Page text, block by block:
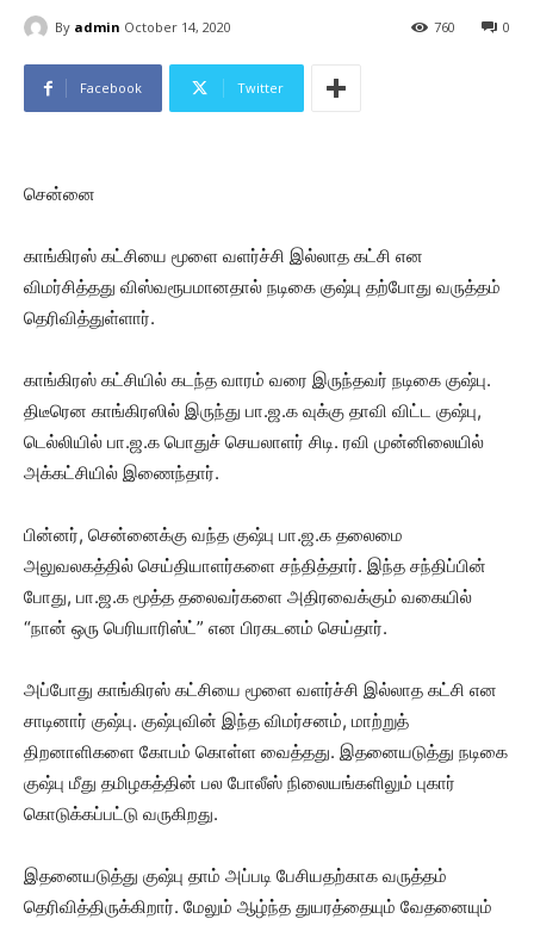
By admin October 14, 2020 0
760
Facebook Twitter
சென்னை
காங்கிரஸ் கட்சியை மூளை வளர்ச்சி இல்லாத கட்சி என
விமர்சித்தது விஸ்வரூபமானதால் நடிகை குஷ்பு தற்போது வருத்தம்
தெரிவித்துள்ளார்.
காங்கிரஸ் கட்சியில் கடந்த வாரம் வரை இருந்தவர் நடிகை குஷ்பு.
திடீரென காங்கிரஸில் இருந்து பா.ஜ.க வுக்கு தாவி விட்ட குஷ்பு,
டெல்லியில் பா.ஜ.க பொதுச் செயலாளர் சிடி. ரவி முன்னிலையில்
அக்கட்சியில் இணைந்தார்.
பின்னர், சென்னைக்கு வந்த குஷ்பு பா.ஜ.க தலைமை
அலுவலகத்தில் செய்தியாளர்களை சந்தித்தார். இந்த சந்திப்பின்
போது, பா.ஜ.க மூத்த தலைவர்களை அதிரவைக்கும் வகையில்
“நான் ஒரு பெரியாரிஸ்ட்” என பிரகடனம் செய்தார்.
அப்போது காங்கிரஸ் கட்சியை மூளை வளர்ச்சி இல்லாத கட்சி என
சாடினார் குஷ்பு. குஷ்புவின் இந்த விமர்சனம், மாற்றுத்
திறனாளிகளை கோபம் கொள்ள வைத்தது. இதனையடுத்து நடிகை
குஷ்பு மீது தமிழகத்தின் பல போலீஸ் நிலையங்களிலும் புகார்
கொடுக்கப்பட்டு வருகிறது.
இதனையடுத்து குஷ்பு தாம் அப்படி பேசியதற்காக வருத்தம்
தெரிவித்திருக்கிறார். மேலும் ஆழ்ந்த துயரத்தையும் வேதனையும்